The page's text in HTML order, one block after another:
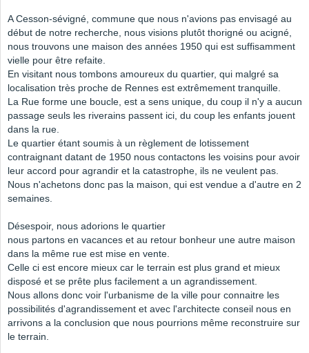
A Cesson-sévigné, commune que nous n'avions pas envisagé au
début de notre recherche, nous visions plutôt thorigné ou acigné,
nous trouvons une maison des années 1950 qui est suffisamment
vielle pour être refaite.
En visitant nous tombons amoureux du quartier, qui malgré sa
localisation très proche de Rennes est extrêmement tranquille.
La Rue forme une boucle, est a sens unique, du coup il n'y a aucun
passage seuls les riverains passent ici, du coup les enfants jouent
dans la rue.
Le quartier étant soumis à un règlement de lotissement
contraignant datant de 1950 nous contactons les voisins pour avoir
leur accord pour agrandir et la catastrophe, ils ne veulent pas.
Nous n'achetons donc pas la maison, qui est vendue a d'autre en 2
semaines.
Désespoir, nous adorions le quartier
nous partons en vacances et au retour bonheur une autre maison
dans la même rue est mise en vente.
Celle ci est encore mieux car le terrain est plus grand et mieux
disposé et se prête plus facilement a un agrandissement.
Nous allons donc voir l'urbanisme de la ville pour connaitre les
possibilités d'agrandissement et avec l'architecte conseil nous en
arrivons a la conclusion que nous pourrions même reconstruire sur
le terrain.